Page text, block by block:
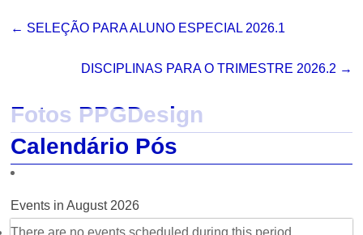
← SELEÇÃO PARA ALUNO ESPECIAL 2026.1
DISCIPLINAS PARA O TRIMESTRE 2026.2 →
Fotos PPGDesign
Calendário Pós
Events in August 2026